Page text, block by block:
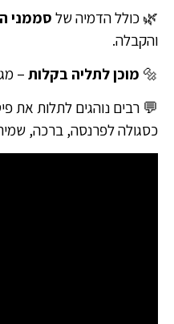
🌿 כולל הדמיה של סממני
והקבלה.
🔩 מוכן לתליה בקלות –
💬 רבים נוהגים לתלות את
כסגולה לפרנסה, ברכה,